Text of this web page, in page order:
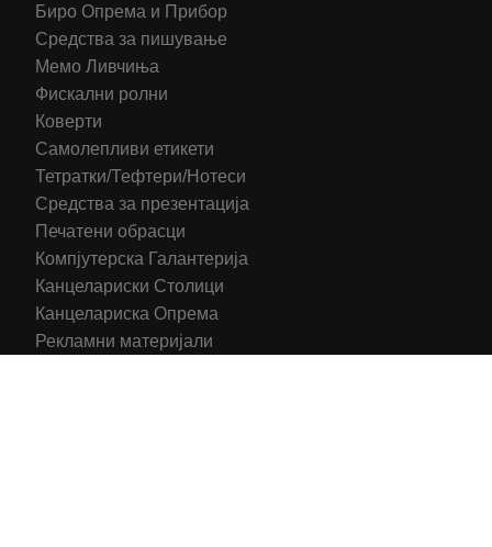
Биро Опрема и Прибор
Средства за пишување
Мемо Ливчиња
Фискални ролни
Коверти
Самолепливи етикети
Тетратки/Тефтери/Нотеси
Средства за презентација
Печатени обрасци
Компјутерска Галантерија
Канцелариски Столици
Канцелариска Опрема
Рекламни материјали